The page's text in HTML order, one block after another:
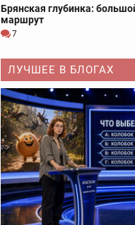
Брянская глубинка:
маршрут
7
ЛУЧШЕЕ В БЛОГАХ